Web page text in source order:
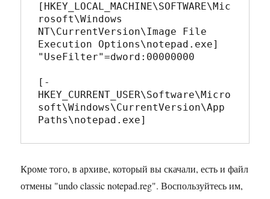
[HKEY_LOCAL_MACHINE\SOFTWARE\Mic
rosoft\Windows
NT\CurrentVersion\Image File
Execution Options\notepad.exe]
"UseFilter"=dword:00000000
[-
HKEY_CURRENT_USER\Software\Micro
soft\Windows\CurrentVersion\App
Paths\notepad.exe]
Кроме того, в архиве, который вы скачали, есть и файл
отмены "undo classic notepad.reg". Воспользуйтесь им,